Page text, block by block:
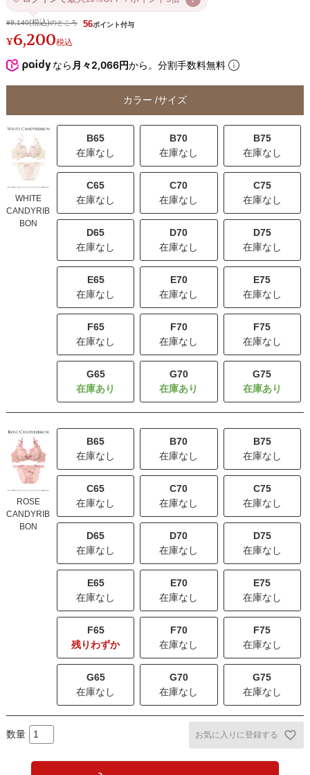
¥8,140 のところ
¥6,200税込
56
なら 月々2,066円から。分割手数料無料
カラー サイズ
WHITE
CANDYRIB
BON
B65
在庫なし
B70
在庫なし
B75
在庫なし
C65
在庫なし
C70
在庫なし
C75
在庫なし
D65
在庫なし
D70
在庫なし
D75
在庫なし
E65
在庫なし
E70
在庫なし
E75
在庫なし
F65
在庫なし
F70
在庫なし
F75
在庫なし
G65 G70 G75
ROSE
CANDYRIB
BON
B65
在庫なし
B70
在庫なし
B75
在庫なし
C65
在庫なし
C70
在庫なし
C75
在庫なし
D65
在庫なし
D70
在庫なし
D75
在庫なし
E65
在庫なし
E70
在庫なし
E75
在庫なし
F65
残りわずか
F70
在庫なし
F75
在庫なし
G65
在庫なし
G70
在庫なし
G75
在庫なし
お気に入りに登録する